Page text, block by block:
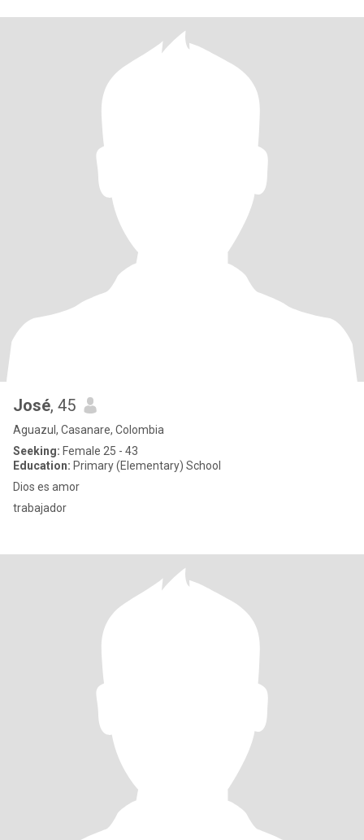
José, 45
Aguazul, Casanare, Colombia
Seeking: Female 25 - 43
Education: Primary (Elementary) School
Dios es amor
trabajador